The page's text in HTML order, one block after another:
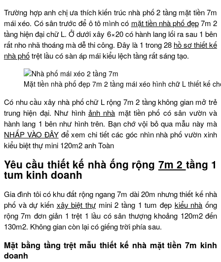
Trường hợp anh chị ưa thích kiến trúc nhà phố 2 tầng mặt tiền 7m
mái xéo. Có sân trước để ô tô mình có mặt tiền nhà phố đẹp7m 2
tầng hiện đại chữ L. Ở dưới xây 6×20 có hành lang lối ra sau 1 bên
rất nho nhã thoáng mà dễ thi công. Đây là 1 trong 28 hồ sơ thiết kế
nhà phốtrệt lầu có sàn áp mái kiểu lệch tầng rất sáng tạo.
Mặt tiền nhà phố đẹp 7m 2 tầng mái xéo hình chữ L thiết kế
Có nhu cầu xây nhà phố chữ L rộng 7m 2 tầng không gian mở trẻ
trung hiện đại. Như hình ảnh nhà mặt tiền phố có sân vườn và
hành lang 1 bên như hình trên. Bạn chớ vội bỏ qua mẫu này mà
NHẤP VÀO ĐÂYđể xem chi tiết các góc nhìn nhà phố vườn xinh
kiểu biệt thự mini 120m2 anh Toàn
Yêu cầu thiết kế nhà ống rộng 7m 2 tầng 1
tum kinh doanh
Gia đình tôi có khu đất rộng ngang 7m dài 20m nhưng thiết kế nhà
phố và dự kiến xây biệt thự mini 2 tầng 1 tum đẹp kiểu nhà ống
rộng 7m đơn giản 1 trệt 1 lầu có sân thượng khoảng 120m2 đến
130m2. Không gian còn lại có giếng trời phía sau.
Mặt bằng tầng trệt mẫu thiết kế nhà mặt tiền 7m kinh
doanh